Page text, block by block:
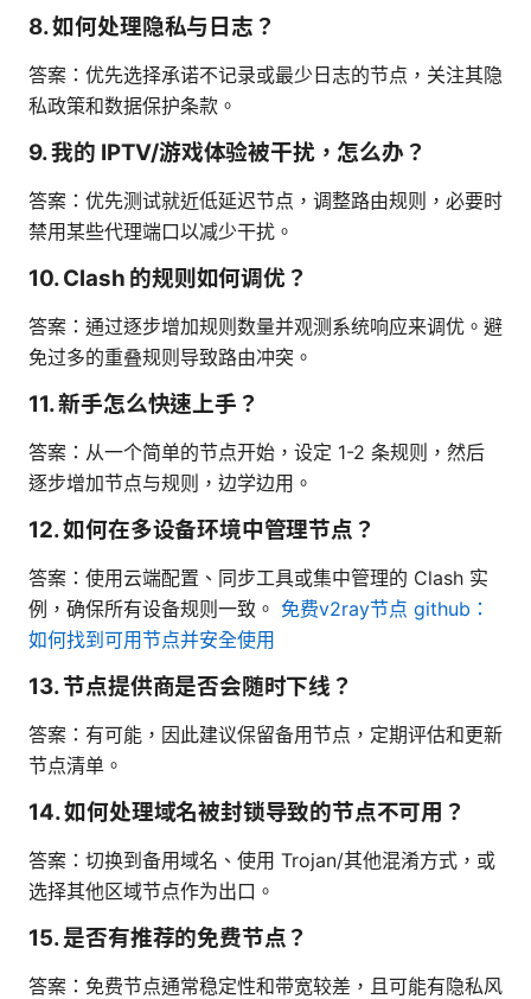
8. 如何处理隐私与日志？
答案：优先选择承诺不记录或最少日志的节点，关注其隐
私政策和数据保护条款。
9. 我的 IPTV/游戏体验被干扰，怎么办？
答案：优先测试就近低延迟节点，调整路由规则，必要时
禁用某些代理端口以减少干扰。
10. Clash 的规则如何调优？
答案：通过逐步增加规则数量并观测系统响应来调优。避
免过多的重叠规则导致路由冲突。
11. 新手怎么快速上手？
答案：从一个简单的节点开始，设定 1-2 条规则，然后
逐步增加节点与规则，边学边用。
12. 如何在多设备环境中管理节点？
答案：使用云端配置、同步工具或集中管理的 Clash 实
例，确保所有设备规则一致。 免费v2ray节点 github：
如何找到可用节点并安全使用
13. 节点提供商是否会随时下线？
答案：有可能，因此建议保留备用节点，定期评估和更新
节点清单。
14. 如何处理域名被封锁导致的节点不可用？
答案：切换到备用域名、使用 Trojan/其他混淆方式，或
选择其他区域节点作为出口。
15. 是否有推荐的免费节点？
答案：免费节点通常稳定性和带宽较差，且可能有隐私风